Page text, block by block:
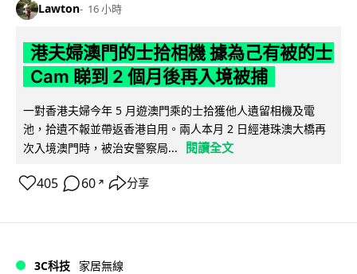
Lawton 16 小時
港夫婦澳門的士拾相機 據為己有被的士
Cam 睇到 2 個月後再入境被捕
一對香港夫婦今年 5 月遊澳門乘的士拾獲他人遺留相機及電
池，拾遺不報並帶返香港自用。兩人本月 2 日經港珠澳大橋再
次入境澳門時，被治安警察局...
閱讀全文
405 60 ↗ 分享
3C科技 家居無線